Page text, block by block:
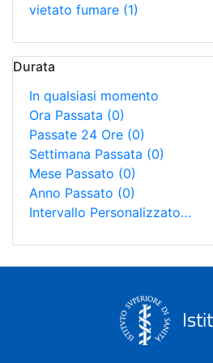
vietato fumare (1)
Durata
In qualsiasi momento
Ora Passata (0)
Passate 24 Ore (0)
Settimana Passata (0)
Mese Passato (0)
Anno Passato (0)
Intervallo Personalizzato…